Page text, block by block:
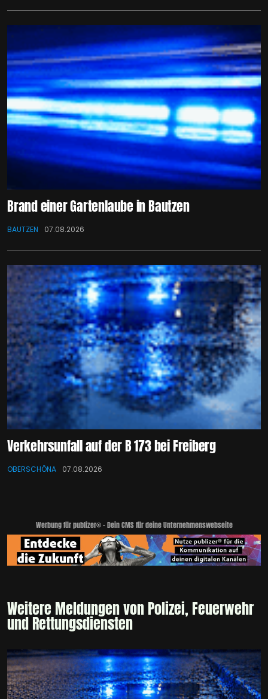
Brand einer Gartenlaube in Bautzen
BAUTZEN 07.08.2026
Verkehrsunfall auf der B 173 bei Freiberg
OBERSCHÖNA 07.08.2026
Werbung für publizer® - Dein CMS für deine Unternehmenswebseite
Weitere Meldungen von Polizei, Feuerwehr
und Rettungsdiensten